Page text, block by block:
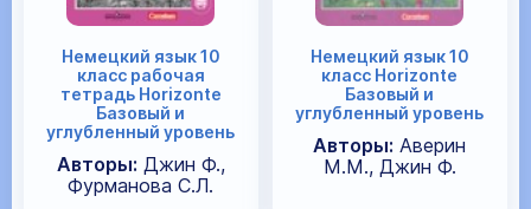
Немецкий язык 10
класс рабочая
тетрадь Horizonte
Базовый и
углубленный уровень
Авторы: Джин Ф.,
Фурманова С.Л.
Немецкий язык 10
класс Horizonte
Базовый и
углубленный уровень
Авторы: Аверин
М.М., Джин Ф.